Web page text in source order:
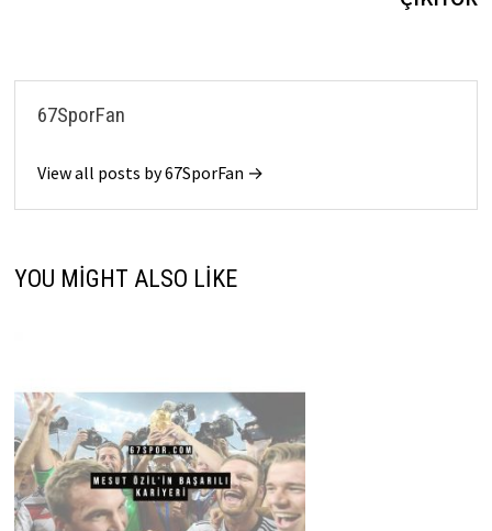
67SporFan
View all posts by 67SporFan →
YOU MIGHT ALSO LIKE